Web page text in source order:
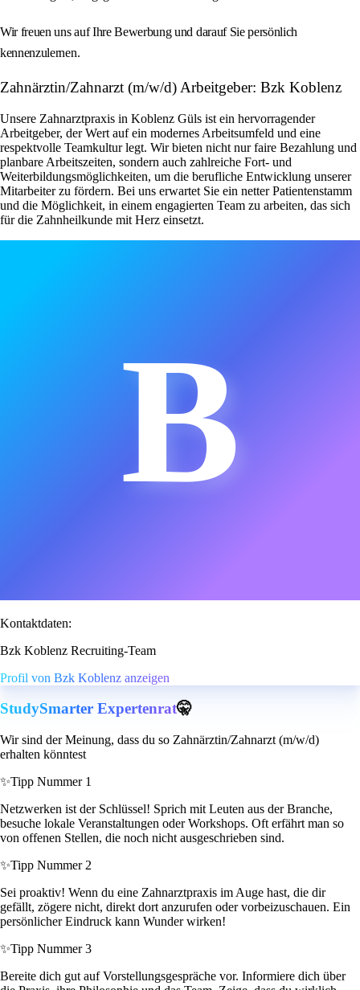
Wir freuen uns auf Ihre Bewerbung und darauf Sie persönlich
kennenzulernen.
Zahnärztin/Zahnarzt (m/w/d) Arbeitgeber: Bzk Koblenz
Unsere Zahnarztpraxis in Koblenz Güls ist ein hervorragender
Arbeitgeber, der Wert auf ein modernes Arbeitsumfeld und eine
respektvolle Teamkultur legt. Wir bieten nicht nur faire Bezahlung und
planbare Arbeitszeiten, sondern auch zahlreiche Fort- und
Weiterbildungsmöglichkeiten, um die berufliche Entwicklung unserer
Mitarbeiter zu fördern. Bei uns erwartet Sie ein netter Patientenstamm
und die Möglichkeit, in einem engagierten Team zu arbeiten, das sich
für die Zahnheilkunde mit Herz einsetzt.
B
Kontaktdaten:
Bzk Koblenz Recruiting-Team
Profil von Bzk Koblenz anzeigen
StudySmarter Expertenrat🤫
Wir sind der Meinung, dass du so Zahnärztin/Zahnarzt (m/w/d)
erhalten könntest
✨Tipp Nummer 1
Netzwerken ist der Schlüssel! Sprich mit Leuten aus der Branche,
besuche lokale Veranstaltungen oder Workshops. Oft erfährt man so
von offenen Stellen, die noch nicht ausgeschrieben sind.
✨Tipp Nummer 2
Sei proaktiv! Wenn du eine Zahnarztpraxis im Auge hast, die dir
gefällt, zögere nicht, direkt dort anzurufen oder vorbeizuschauen. Ein
persönlicher Eindruck kann Wunder wirken!
✨Tipp Nummer 3
Bereite dich gut auf Vorstellungsgespräche vor. Informiere dich über